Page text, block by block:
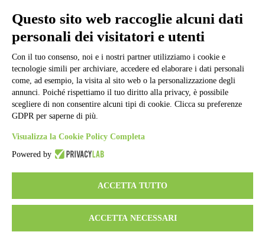
Ufficio Relazioni con il Pubblico
Dichiarazione di accessibilità
Obiettivi di accessibilità
Gestione consensi cookie
Amministrazione trasparente
Pagina visualizzata
284448volte
Sezione Copyright
Copyright 2026 | Engineered and powered by Gruppo Spaggiari
Parma S.p.A. | Divisione Publishing & New Social Media
Questo sito web raccoglie alcuni dati
personali dei visitatori e utenti
Con il tuo consenso, noi e i nostri partner utilizziamo i cookie e
tecnologie simili per archiviare, accedere ed elaborare i dati personali
come, ad esempio, la visita al sito web o la personalizzazione degli
annunci. Poiché rispettiamo il tuo diritto alla privacy, è possibile
scegliere di non consentire alcuni tipi di cookie. Clicca su preferenze
GDPR per saperne di più.
Visualizza la Cookie Policy Completa
Powered by
ACCETTA TUTTO
ACCETTA NECESSARI